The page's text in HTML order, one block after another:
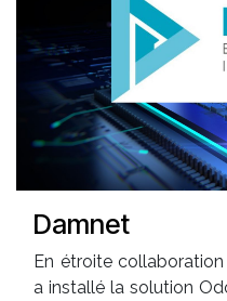
Damnet
En étroite
a installé la solution